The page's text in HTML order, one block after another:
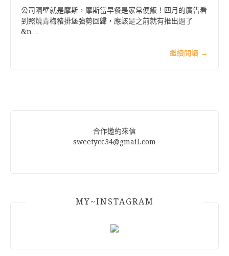
公司隔壁就是摩斯，摩斯當早餐是家常便飯！四月的廣告看
到照燒青梅豬排堡強勢回歸，應該是之前就有推出過了
&n…
繼續閱讀 →
合作邀約來信
sweetycc34@gmail.com
MY~INSTAGRAM